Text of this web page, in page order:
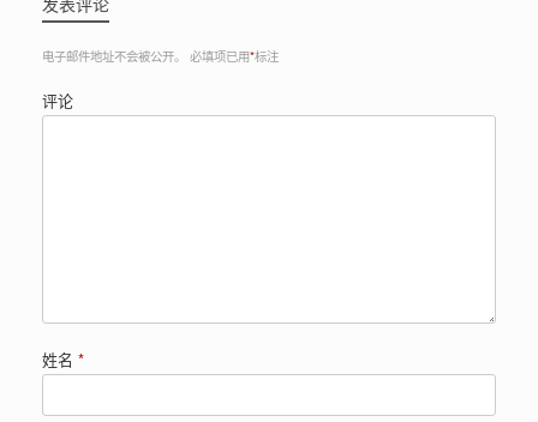
电子邮件地址不会被公开。 必填项已用*标注
评论
姓名 *